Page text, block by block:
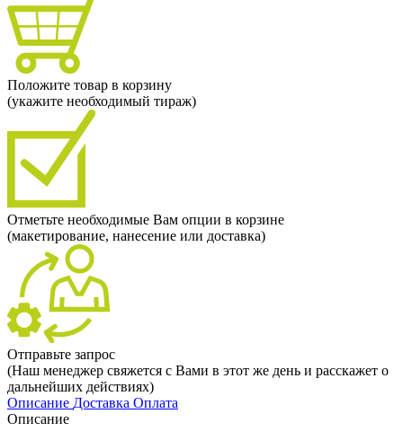
Положите товар в корзину
(укажите необходимый тираж)
Отметьте необходимые Вам опции в корзине
(макетирование, нанесение или доставка)
Отправьте запрос
(Наш менеджер свяжется с Вами в этот же день и расскажет о
дальнейших действиях)
Описание Доставка Оплата
Описание